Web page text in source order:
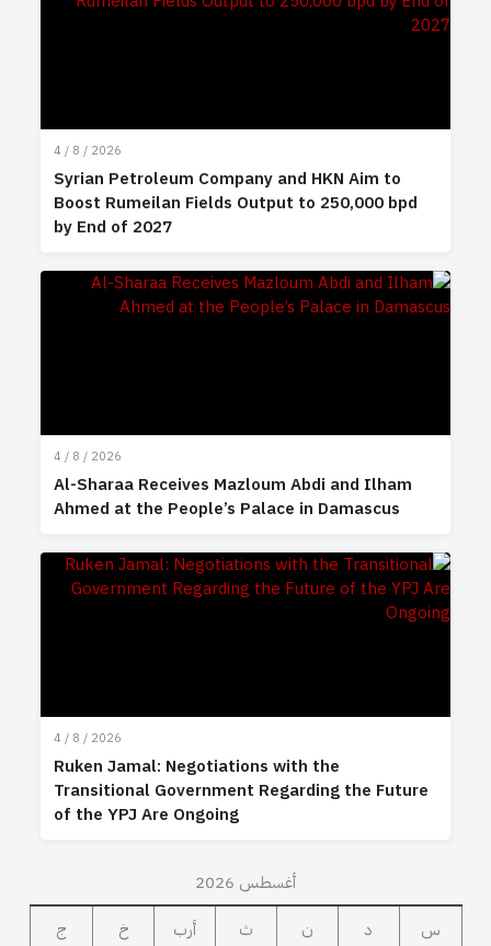
4 / 8 / 2026
Syrian Petroleum Company and HKN Aim to
Boost Rumeilan Fields Output to 250,000 bpd
by End of 2027
4 / 8 / 2026
Al-Sharaa Receives Mazloum Abdi and Ilham
Ahmed at the People’s Palace in Damascus
4 / 8 / 2026
Ruken Jamal: Negotiations with the
Transitional Government Regarding the Future
of the YPJ Are Ongoing
أغسطس 2026
س
د ن ث أرب خ
ج